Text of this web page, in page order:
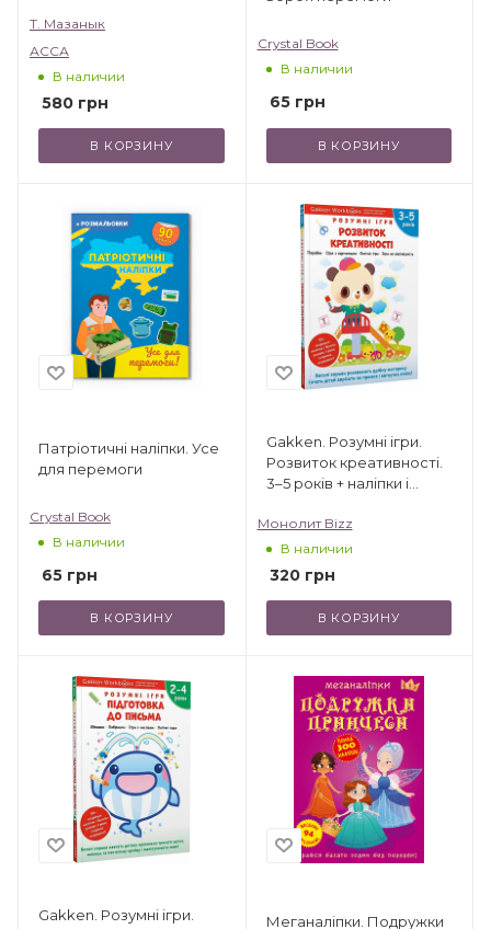
Т. Мазанык
АССА
В наличии
580 грн
В КОРЗИНУ
Crystal Book
В наличии
65грн
В КОРЗИНУ
Патріотичні наліпки. Усе
для перемоги
Crystal Book
В наличии
65 грн
В КОРЗИНУ
Gakken. Розумні ігри.
Розвиток креативності.
3–5 років + наліпки і
для малювання
Монолит Bizz
В наличии
320грн
В КОРЗИНУ
Gakken. Розумні ігри.
Меганаліпки. Подружки